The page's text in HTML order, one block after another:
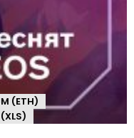
(ETH)